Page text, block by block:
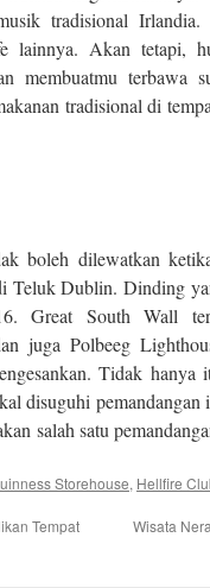
tradisional
lainnya. Akan tetapi,
membuatmu terbawa
tradisional di
boleh dilewatkan
Teluk Dublin. Dinding
Great South Wall
juga Polbeeg
Tidak
disuguhi
salah satu
Storehouse, Hellfire
Tempat
Wisata